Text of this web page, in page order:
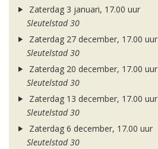
Zaterdag 3 januari, 17.00 uur
Sleutelstad 30
Zaterdag 27 december, 17.00 uur
Sleutelstad 30
Zaterdag 20 december, 17.00 uur
Sleutelstad 30
Zaterdag 13 december, 17.00 uur
Sleutelstad 30
Zaterdag 6 december, 17.00 uur
Sleutelstad 30